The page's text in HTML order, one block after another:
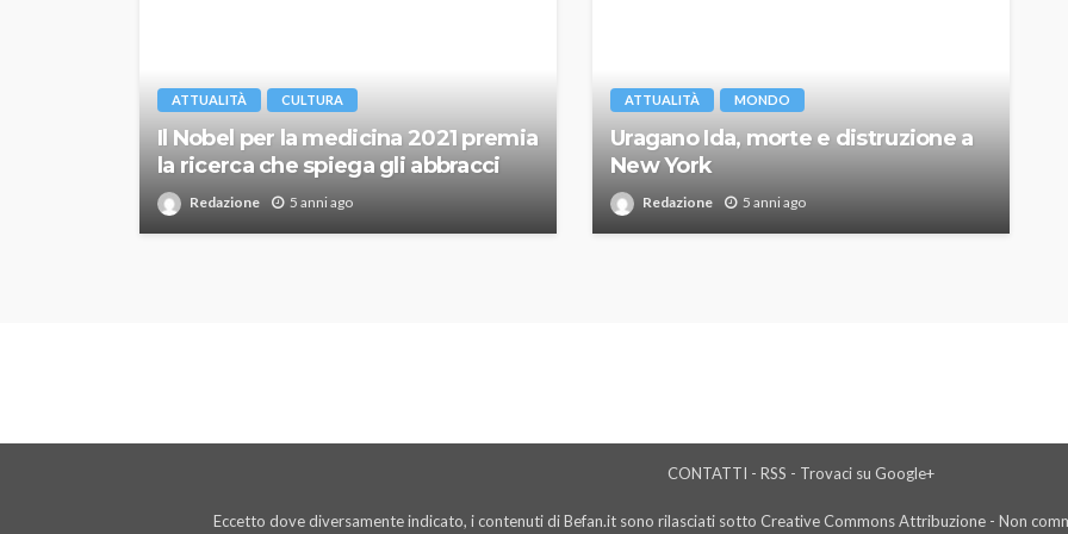
ATTUALITÀ CULTURA
Il Nobel per la medicina 2021 premia
la ricerca che spiega gli abbracci
Redazione 5 anni ago
ATTUALITÀ MONDO
Uragano Ida, morte e distruzione a
New York
Redazione 5 anni ago
CONTATTI - RSS - Trovaci su Google+
Eccetto dove diversamente indicato, i contenuti di Befan.it sono rilasciati sotto Creative Commons Attribuzione - Non